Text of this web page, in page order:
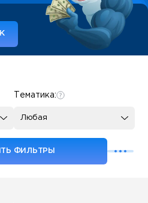
Тематика:
Любая
ФИЛЬТРЫ